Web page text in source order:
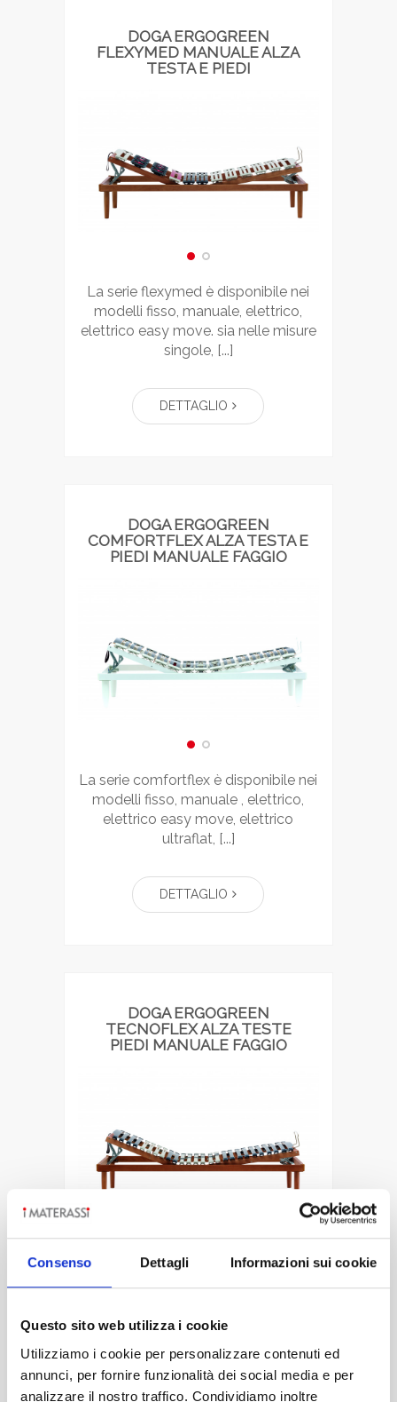
Consenso Dettagli Informazioni sui cookie
Questo sito web utilizza i cookie
Utilizziamo i cookie per personalizzare contenuti ed
annunci, per fornire funzionalità dei social media e per
analizzare il nostro traffico. Condividiamo inoltre
DOGA ERGOGREEN
FLEXYMED MANUALE ALZA
TESTA E PIEDI
la serie flexymed è disponibile nei
modelli fisso, manuale, elettrico,
elettrico easy move. sia nelle misure
singole, [...]
DETTAGLIO
DOGA ERGOGREEN
COMFORTFLEX ALZA TESTA E
PIEDI MANUALE FAGGIO
la serie comfortflex è disponibile nei
modelli fisso, manuale , elettrico,
elettrico easy move, elettrico
ultraflat, [...]
DETTAGLIO
DOGA ERGOGREEN
TECNOFLEX ALZA TESTE
PIEDI MANUALE FAGGIO
la serie tecnoflex è disponibile nei
modelli fisso, manuale, elettrico,
flat [...]
DETTAGLIO